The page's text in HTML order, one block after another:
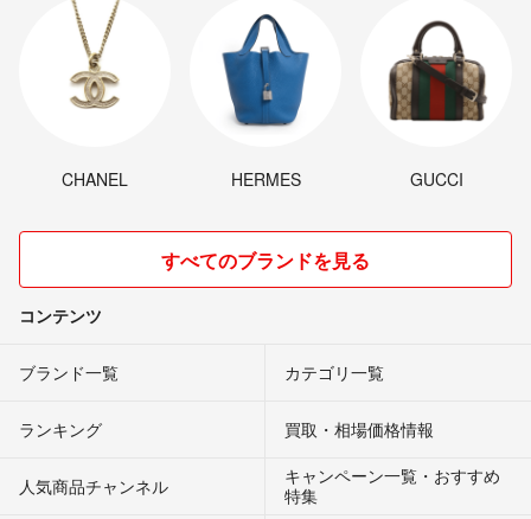
CHANEL HERMES GUCCI
すべてのブランドを見る
コンテンツ
ブランド一覧 カテゴリ一覧
ランキング 買取・相場価格情報
人気商品チャンネル
キャンペーン一覧・おすすめ
特集